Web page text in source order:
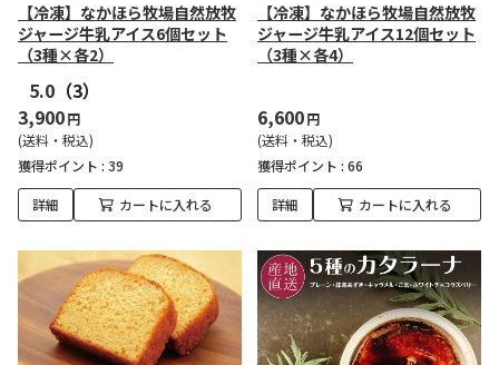
【冷凍】なかほら牧場自然放牧
ジャージ牛乳アイス6個セット
（3種×各2）
5.0 （3）
3,900円
(送料・税込)
獲得ポイント : 39
詳細 カートに入れる
【冷凍】なかほら牧場自然放牧
ジャージ牛乳アイス12個セット
（3種×各4）
6,600円
(送料・税込)
獲得ポイント : 66
詳細 カートに入れる